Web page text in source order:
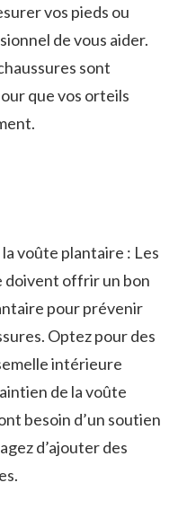
vos pieds ou
de vous aider.
sont
que vos orteils
voûte plantaire : Les
doivent offrir un bon
pour​ prévenir
Optez pour des
intérieure⁣
de la voûte
besoin d’un soutien
d’ajouter des⁤